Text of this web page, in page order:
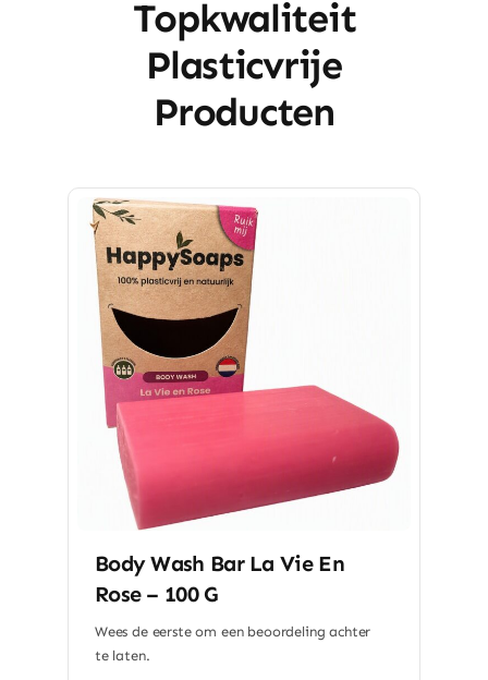
Topkwaliteit
Plasticvrije
Producten
Body Wash Bar La Vie En
Rose – 100 G
Wees de eerste om een beoordeling achter
te laten.